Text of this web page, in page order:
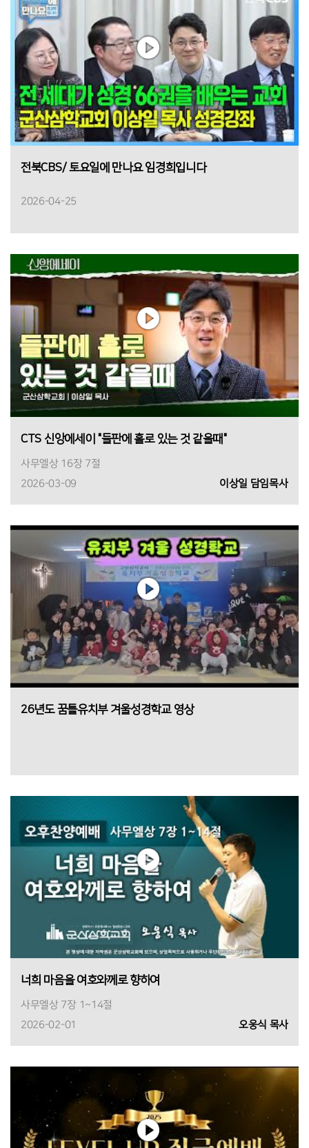
전북CBS/ 토요일에 만나요 임경희입니다
2026-04-25
CTS 신앙에세이 "들판에 홀로 있는 것 같을때"
사무엘상 16장 7절
2026-03-09
이상일 담임목사
26년도 꿈틀유치부 겨울성경학교 영상
너희 마음을 여호와께로 향하여
사무엘상 7장 1~14절
2026-02-01
오웅식 목사